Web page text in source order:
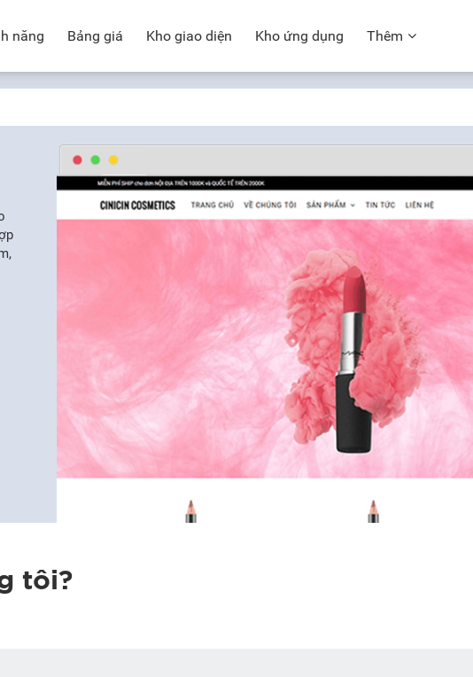
năng Bảng giá Kho giao diện Kho ứng dụng Thêm
tôi?